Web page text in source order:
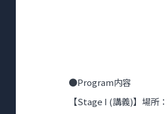
●Program内容
【Stage I (講義)】場所